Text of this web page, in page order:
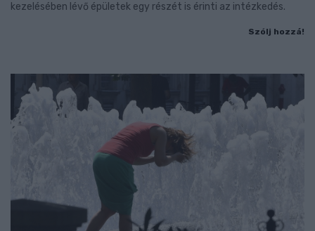
kezelésében lévő épületek egy részét is érinti az intézkedés.
Szólj hozzá!